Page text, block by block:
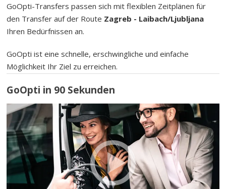
GoOpti-Transfers passen sich mit flexiblen Zeitplänen für
den Transfer auf der Route Zagreb - Laibach/Ljubljana
Ihren Bedürfnissen an.
GoOpti ist eine schnelle, erschwingliche und einfache
Möglichkeit Ihr Ziel zu erreichen.
GoOpti in 90 Sekunden